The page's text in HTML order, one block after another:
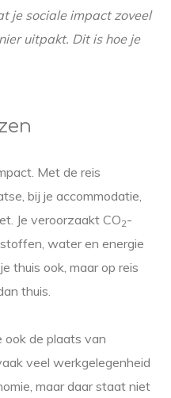
je sociale impact zoveel
uitpakt. Dit is hoe je
Met de reis
bij je accommodatie,
Je veroorzaakt CO2-
water en energie
thuis ook, maar op reis
thuis.
ook de plaats van
veel werkgelegenheid
maar daar staat niet